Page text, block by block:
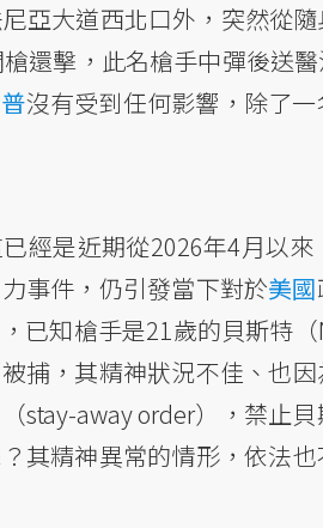
亞大道西北口外，突然從
還擊，此名槍手中彈後送
沒有受到任何影響，除了
經是近期從2026年4月以
事件，仍引發當下對於美國
已知槍手是21歲的貝斯特
捕，其精神狀況不佳、也
stay-away order），禁止
其精神異常的情形，依法